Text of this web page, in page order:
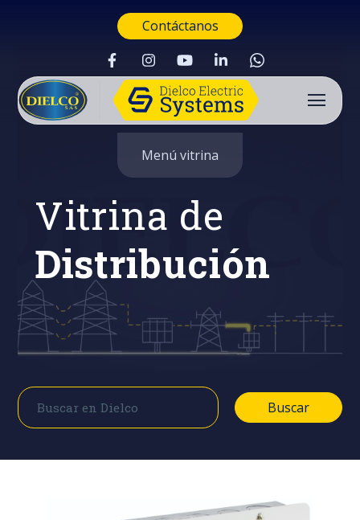
Contáctanos
Buscar
Menú vitrina
Vitrina de
Distribución
Buscar
Buscar